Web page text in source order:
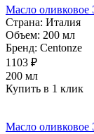
Масло оливковое
Страна: Италия
Объем: 200 мл
Бренд: Centonze
1103 ₽
200 мл
Купить в 1 клик
Масло оливковое